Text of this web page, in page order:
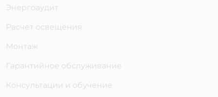
Энергоаудит
Расчет освещения
Монтаж
Гарантийное обслуживание
Консультации и обучение